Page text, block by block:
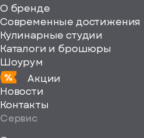
О бренде
Современные достижения
Кулинарные студии
Каталоги и брошюры
Шоурум
Акции
Новости
Контакты
Сервис